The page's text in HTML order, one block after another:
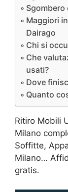
Sgombero
Maggiori
Dairago
Chi si
Che
usati?
Dove
Quanto
Ritiro Mobili
Milano
Soffitte,
Milano…
gratis.